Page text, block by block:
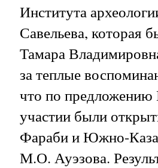
Института
Савельева, которая
Тамара
за теплые
что по предложению
участии были
Фараби и Южно-
М.О. Ауэзова.